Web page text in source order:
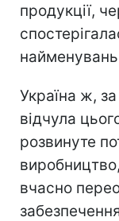
продукції,
Україна ж,
відчула
розвинуте
виробництво,
вчасно